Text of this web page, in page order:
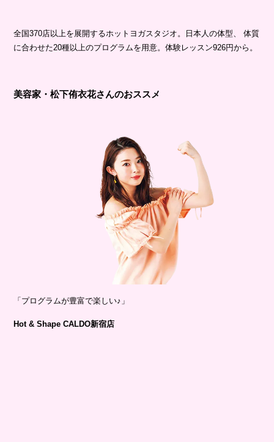
全国370店以上を展開するホットヨガスタジオ。日本人の体型、 体質
に合わせた20種以上のプログラムを用意。体験レッスン926円から。
美容家・松下侑衣花さんのおススメ
「プログラムが豊富で楽しい♪」
Hot & Shape CALDO新宿店